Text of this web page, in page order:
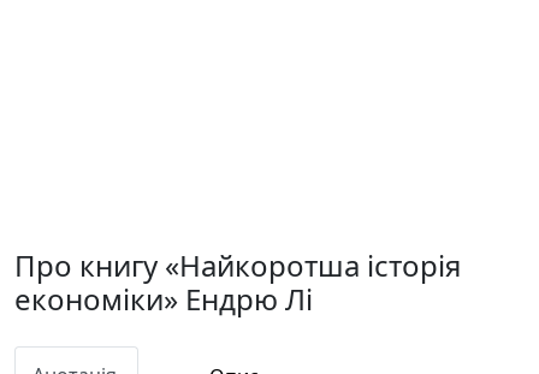
Про книгу «Найкоротша історія
економіки» Ендрю Лі